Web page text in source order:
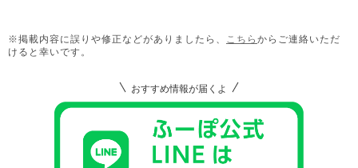
※掲載内容に誤りや修正などがありましたら、 こちら からご連絡いただ
けると幸いです。
おすすめ情報が届くよ